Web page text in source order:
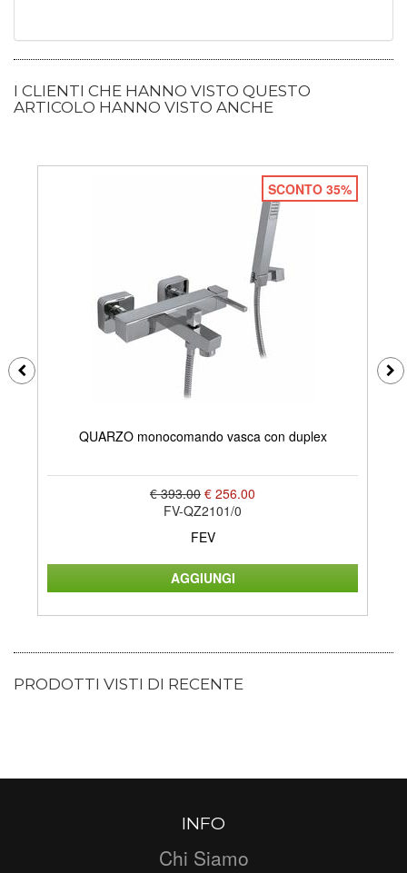
I CLIENTI CHE HANNO VISTO QUESTO
ARTICOLO HANNO VISTO ANCHE
SCONTO 35%
QUARZO monocomando vasca con duplex
€ 393.00 € 256.00
FV-QZ2101/0
FEV
PRODOTTI VISTI DI RECENTE
INFO
Chi Siamo